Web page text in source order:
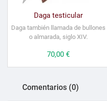
Daga testicular
Daga también llamada de bullones
o almarada, siglo XIV.
Precio
70,00 €
Comentarios (0)